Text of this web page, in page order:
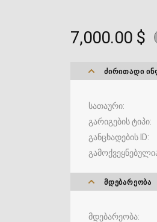
7,000.00 $
ᲫᲘᲠᲘᲗᲐᲓᲘ
სათაური
გარიგების ტიპი
განცხადების ID
ᲛᲓᲔᲑᲐᲠᲔᲝᲑᲐ
მდებარეობა